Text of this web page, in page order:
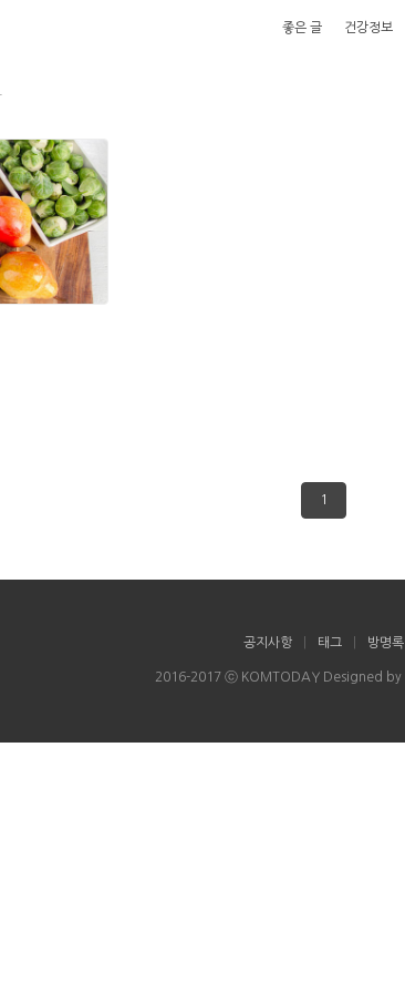
좋은 글 건강정보
1
공지사항 태그 방명록
2016-2017 ⓒ KOMTODAY Designed by